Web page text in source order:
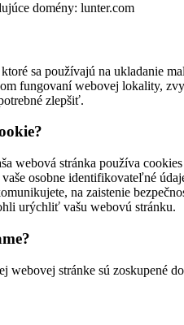
domény: lunter.com
sa používajú na ukladanie
fungovaní webovej lokality,
zlepšiť.
webová stránka používa
osobne identifikovateľné
na zaistenie
urýchliť vašu webovú stránku.
webovej stránke sú zoskupené